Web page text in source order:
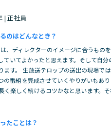
| 正社員
のはどんなとき？
、ディレクターのイメージに合うも
ていてよかったと思えます。そして自
す。 生放送テロップの送出の現場で
の番組を完成させていくやりがいもあ
く楽しく続けるコツかなと思います。
たことは？